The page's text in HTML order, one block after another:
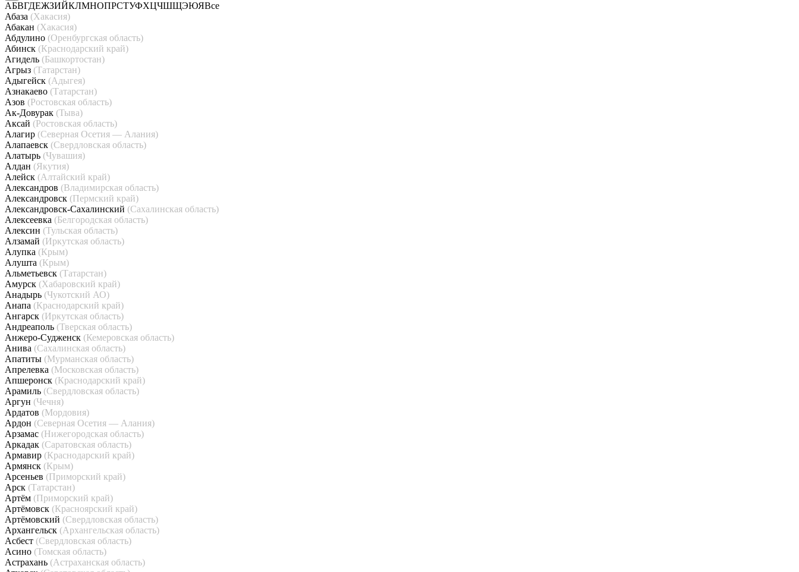
АБВГДЕЖЗИЙКЛМНОПРСТУФХЦЧШЩЭЮЯВсе
Абаза (Хакасия)
Абакан (Хакасия)
Абдулино (Оренбургская область)
Абинск (Краснодарский край)
Агидель (Башкортостан)
Агрыз (Татарстан)
Адыгейск (Адыгея)
Азнакаево (Татарстан)
Азов (Ростовская область)
Ак-Довурак (Тыва)
Аксай (Ростовская область)
Алагир (Северная Осетия — Алания)
Алапаевск (Свердловская область)
Алатырь (Чувашия)
Алдан (Якутия)
Алейск (Алтайский край)
Александров (Владимирская область)
Александровск (Пермский край)
Александровск-Сахалинский (Сахалинская область)
Алексеевка (Белгородская область)
Алексин (Тульская область)
Алзамай (Иркутская область)
Алупка (Крым)
Алушта (Крым)
Альметьевск (Татарстан)
Амурск (Хабаровский край)
Анадырь (Чукотский АО)
Анапа (Краснодарский край)
Ангарск (Иркутская область)
Андреаполь (Тверская область)
Анжеро-Судженск (Кемеровская область)
Анива (Сахалинская область)
Апатиты (Мурманская область)
Апрелевка (Московская область)
Апшеронск (Краснодарский край)
Арамиль (Свердловская область)
Аргун (Чечня)
Ардатов (Мордовия)
Ардон (Северная Осетия — Алания)
Арзамас (Нижегородская область)
Аркадак (Саратовская область)
Армавир (Краснодарский край)
Армянск (Крым)
Арсеньев (Приморский край)
Арск (Татарстан)
Артём (Приморский край)
Артёмовск (Красноярский край)
Артёмовский (Свердловская область)
Архангельск (Архангельская область)
Асбест (Свердловская область)
Асино (Томская область)
Астрахань (Астраханская область)